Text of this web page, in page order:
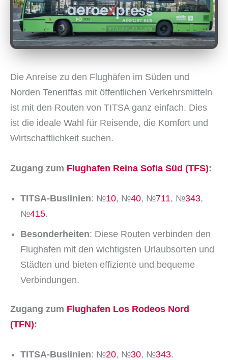
Die Anreise zu den Flughäfen im Süden und
Norden Teneriffas mit öffentlichen Verkehrsmitteln
ist mit den Routen von TITSA ganz einfach. Dies
ist die ideale Wahl für Reisende, die Komfort und
Wirtschaftlichkeit suchen.
Zugang zum Flughafen Reina Sofia Süd (TFS):
TITSA-Buslinien: №10, №40, №711, №343,
№415.
Besonderheiten: Diese Routen verbinden den
Flughafen mit den wichtigsten Urlaubsorten und
Städten und bieten effiziente und bequeme
Verbindungen.
Zugang zum Flughafen Los Rodeos Nord
(TFN):
TITSA-Buslinien: №20, №30, №343.